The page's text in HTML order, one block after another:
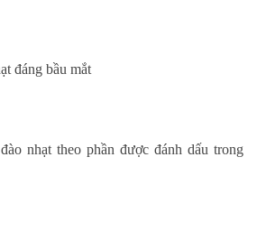
đáng bầu mắt
nhạt theo phần được đánh dấu trong